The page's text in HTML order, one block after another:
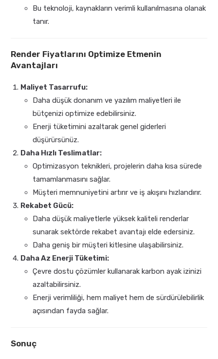
Bu teknoloji, kaynakların verimli kullanılmasına olanak
tanır.
Render Fiyatlarını Optimize Etmenin
Avantajları
Maliyet Tasarrufu:
Daha düşük donanım ve yazılım maliyetleri ile
bütçenizi optimize edebilirsiniz.
Enerji tüketimini azaltarak genel giderleri
düşürürsünüz.
Daha Hızlı Teslimatlar:
Optimizasyon teknikleri, projelerin daha kısa sürede
tamamlanmasını sağlar.
Müşteri memnuniyetini artırır ve iş akışını hızlandırır.
Rekabet Gücü:
Daha düşük maliyetlerle yüksek kaliteli renderlar
sunarak sektörde rekabet avantajı elde edersiniz.
Daha geniş bir müşteri kitlesine ulaşabilirsiniz.
Daha Az Enerji Tüketimi:
Çevre dostu çözümler kullanarak karbon ayak izinizi
azaltabilirsiniz.
Enerji verimliliği, hem maliyet hem de sürdürülebilirlik
açısından fayda sağlar.
Sonuç